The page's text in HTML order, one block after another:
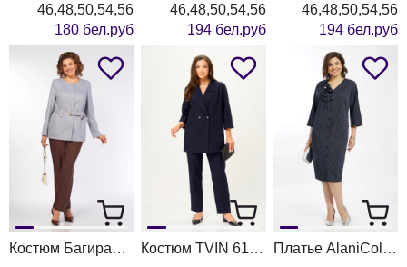
46,48,50,54,56
180 бел.руб
46,48,50,54,56
194 бел.руб
46,48,50,54,56
194 бел.руб
Костюм БагираАнТа 1129 голубой + шоколад Костюм TVIN 6103 синий + клетка Платье AlaniCollection 2601 синий в полоску